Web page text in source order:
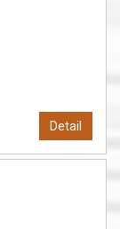
Detail